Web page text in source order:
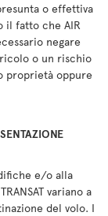
o effettiva
il fatto che AIR
negare
o un rischio
proprietà oppure
e/o alla
variano a
del volo. I